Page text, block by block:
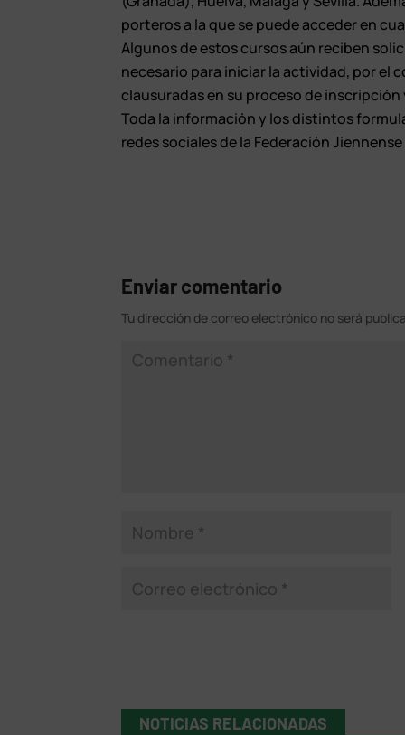
porteros a la que se puede acceder en
Algunos de estos cursos aún reciben
necesario para iniciar la actividad, por el
clausuradas en su proceso de
Toda la información y los distintos
redes sociales de la Federación
Enviar comentario
Tu dirección de correo electrónico no será
NOTICIAS RELACIONADAS